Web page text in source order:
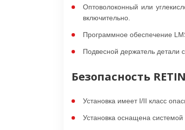
Оптоволоконный или
включительно.
Программное обеспечение
Подвесной держатель детали
Безопасность
Установка имеет I/II класс
Установка оснащена системой